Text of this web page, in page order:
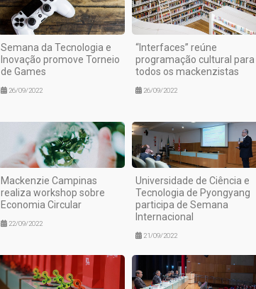
Semana da Tecnologia e
Inovação promove Torneio
de Games
26/09/2022
“Interfaces” reúne
programação cultural para
todos os mackenzistas
26/09/2022
Mackenzie Campinas
realiza workshop sobre
Economia Circular
22/09/2022
Universidade de Ciência e
Tecnologia de Pyongyang
participa de Semana
Internacional
21/09/2022